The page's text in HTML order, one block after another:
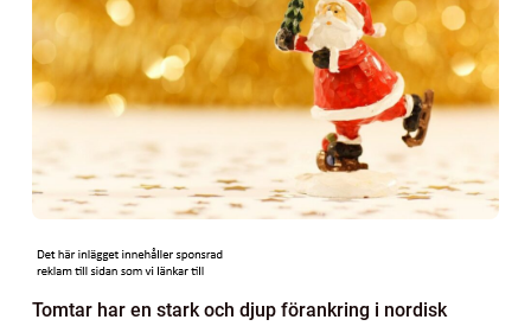
Tomtar har en stark och djup förankring i nordisk